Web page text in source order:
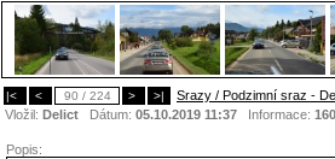
|< < 90 / 224 > >|
Srazy / Podzimní sraz -
Vložil: Delict Dátum: 05.10.2019 11:37 Informace:
Popis: